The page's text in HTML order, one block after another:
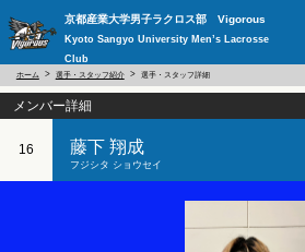
京都産業大学男子ラクロス部 Vigorous
Kyoto Sangyo University Men’s Lacrosse
Club
ホーム 選手・スタッフ紹介 選手・スタッフ詳細
メンバー詳細
16 藤下 翔成
フジシタ ショウセイ